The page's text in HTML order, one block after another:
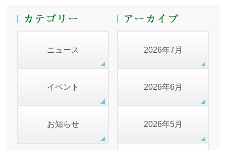
ニュース
イベント
お知らせ
2026年7月
2026年6月
2026年5月